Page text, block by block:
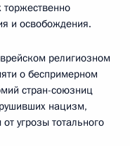
торжественно
и освобождения.
религиозном
о беспримерном
стран-союзниц
нацизм,
угрозы тотального